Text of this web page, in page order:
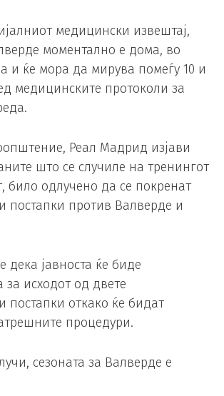
медицински извештај,
моментално е дома, во
и ќе мора да мирува помеѓу 10 и
медицинските протоколи за
Реал Мадрид изјави
што се случиле на тренингот
било одлучено да се покренат
постапки против Валверде и
дека јавноста ќе биде
исходот од двете
постапки откако ќе бидат
процедури.
сезоната за Валверде е